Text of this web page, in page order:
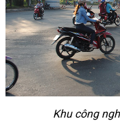
Khu công